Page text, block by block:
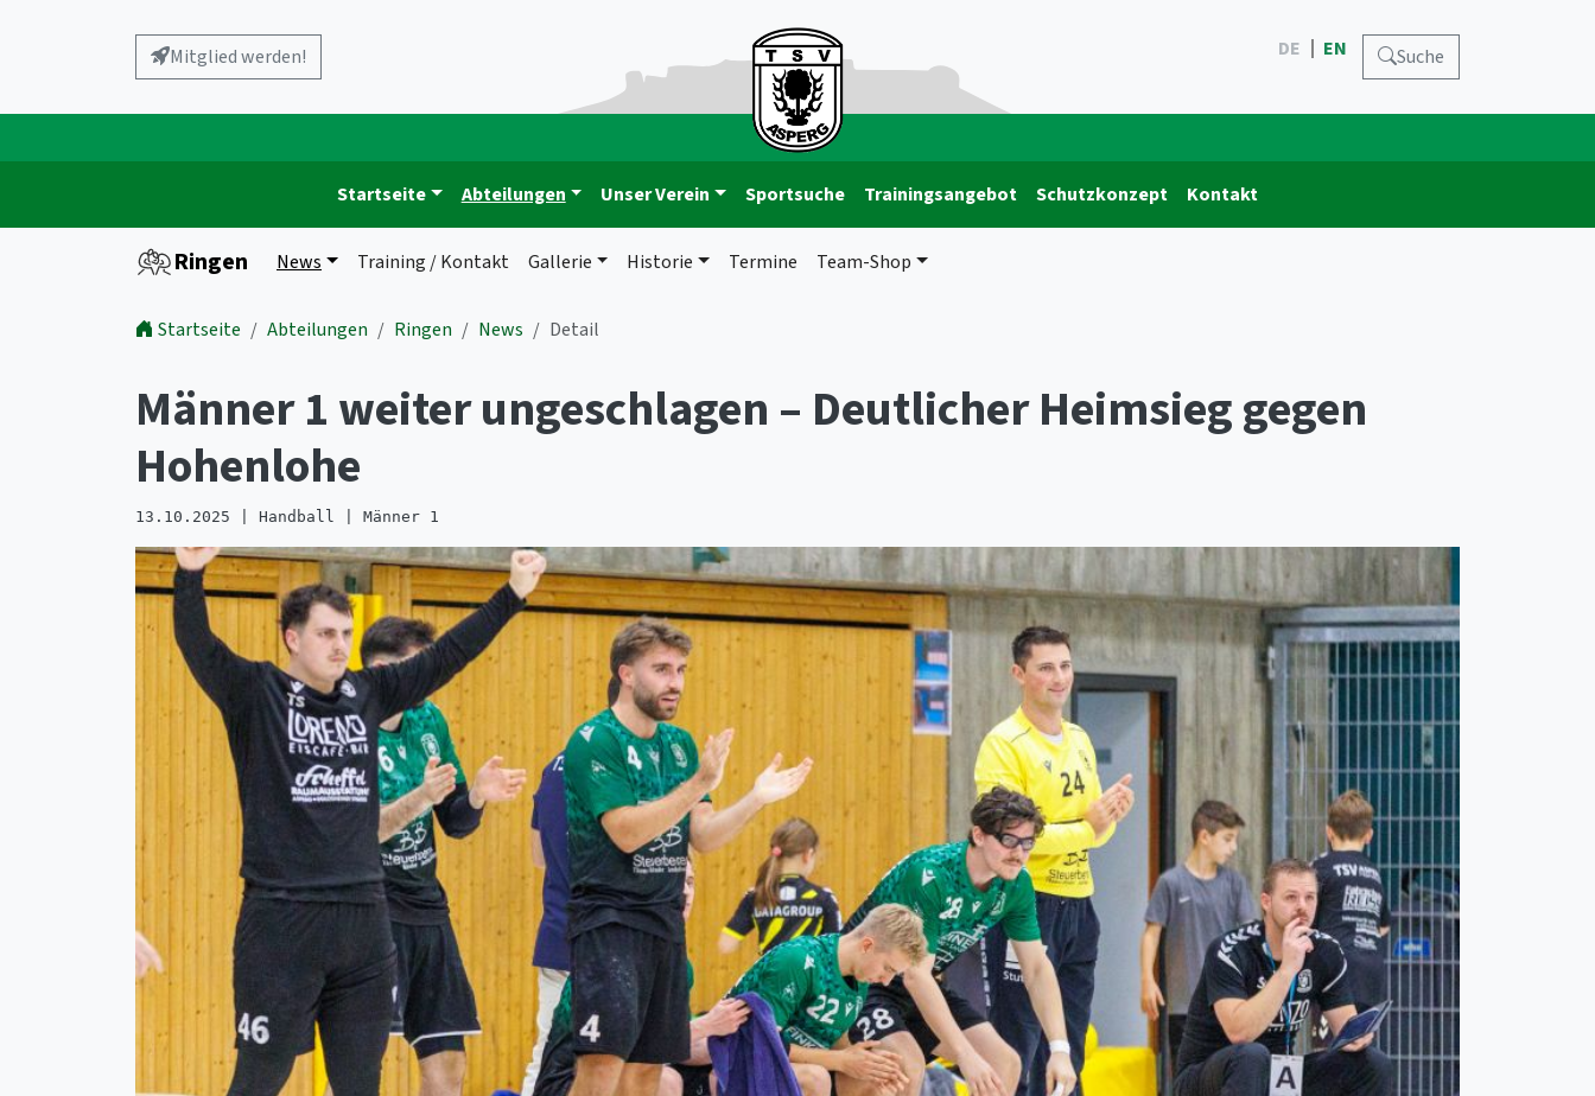
Mitglied werden! DE EN Suche
Startseite Abteilungen Unser Verein Sportsuche Trainingsangebot Schutzkonzept Kontakt
Ringen News Training / Kontakt Gallerie Historie Termine Team-Shop
Startseite Abteilungen Ringen News Detail
Männer 1 weiter ungeschlagen – Deutlicher Heimsieg gegen
Hohenlohe
13.10.2025 | Handball | Männer 1